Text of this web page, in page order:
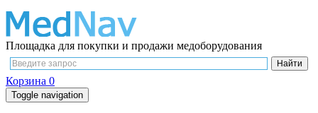
Площадка для покупки и продажи медоборудования
Корзина 0
Toggle navigation